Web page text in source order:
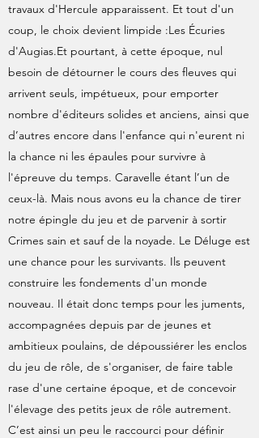
travaux d'Hercule apparaissent. Et tout d'un
coup, le choix devient limpide :Les Écuries
d'Augias.Et pourtant, à cette époque, nul
besoin de détourner le cours des fleuves qui
arrivent seuls, impétueux, pour emporter
nombre d'éditeurs solides et anciens, ainsi que
d’autres encore dans l'enfance qui n'eurent ni
la chance ni les épaules pour survivre à
l'épreuve du temps. Caravelle étant l’un de
ceux-là. Mais nous avons eu la chance de tirer
notre épingle du jeu et de parvenir à sortir
Crimes sain et sauf de la noyade. Le Déluge est
une chance pour les survivants. Ils peuvent
construire les fondements d'un monde
nouveau. Il était donc temps pour les juments,
accompagnées depuis par de jeunes et
ambitieux poulains, de dépoussiérer les enclos
du jeu de rôle, de s'organiser, de faire table
rase d'une certaine époque, et de concevoir
l'élevage des petits jeux de rôle autrement.
C’est ainsi un peu le raccourci pour définir